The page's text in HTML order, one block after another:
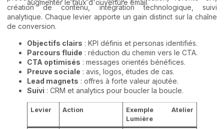
augmenter le taux d'ouverture email.
création de contenu, intégration technologique, suivi
analytique. Chaque levier apporte un gain distinct sur la chaîne
de conversion.
Objectifs clairs : KPI définis et personas identifiés.
Parcours fluide : réduction du chemin vers le CTA.
CTA optimisés : messages orientés bénéfices.
Preuve sociale : avis, logos, études de cas.
Lead magnets : offres à forte valeur ajoutée.
Suivi : CRM et analytics pour boucler la boucle.
Levier Action
Exemple Atelier
Lumière